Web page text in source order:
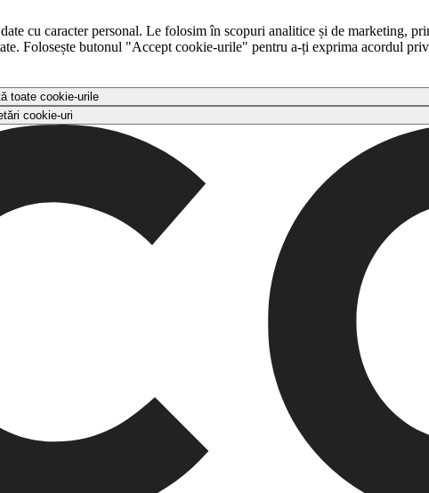
cu caracter personal. Le folosim în scopuri analitice și de marketing,
Folosește butonul "Accept cookie-urile" pentru a-ți exprima acordul
toate cookie-urile
cookie-uri